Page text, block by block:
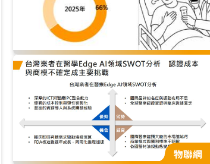
物聯網